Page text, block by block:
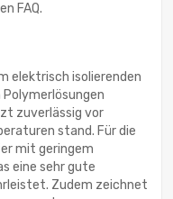
FAQ.
elektrisch isolierenden
zuverlässig vor
stand. Für die
mit geringem
eine sehr gute
Zudem zeichnet